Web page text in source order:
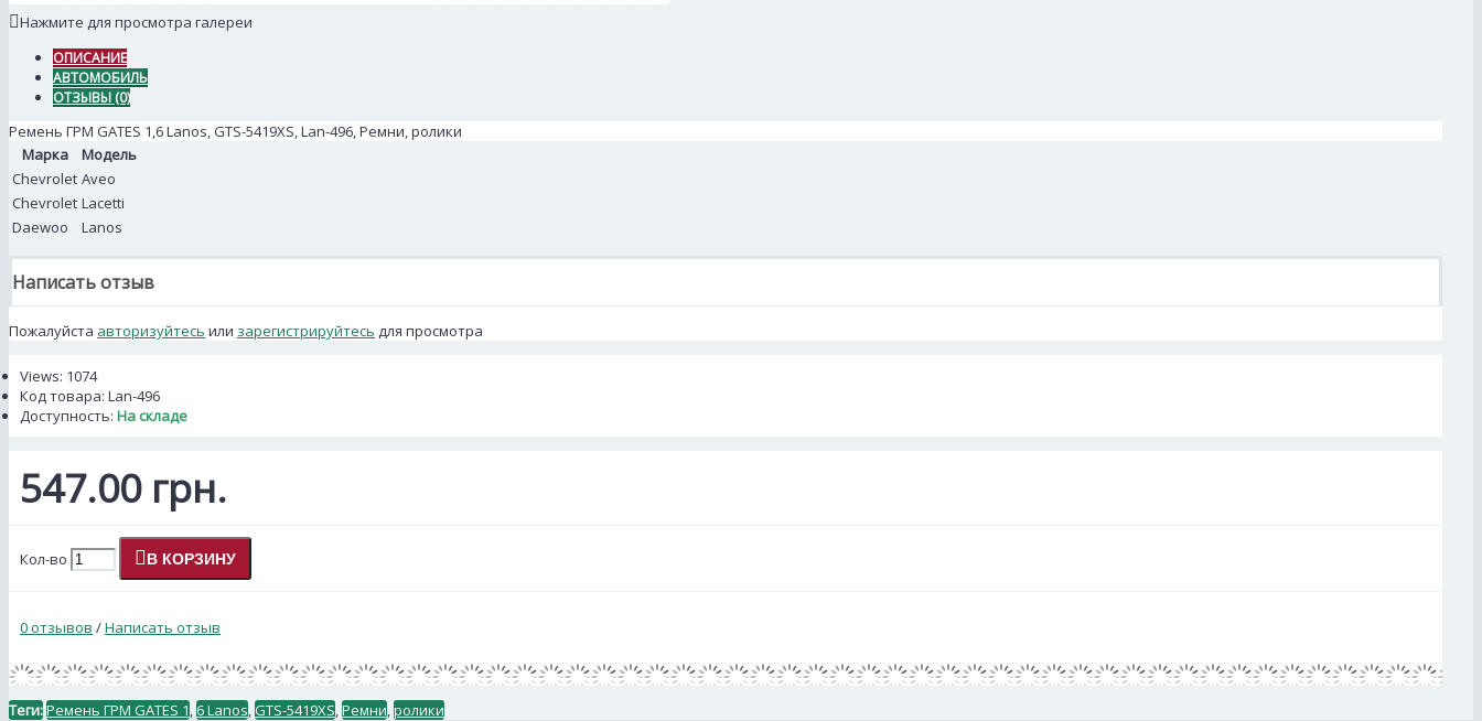
Нажмите для просмотра галереи
ОПИСАНИЕ
АВТОМОБИЛЬ
ОТЗЫВЫ (0)
Ремень ГРМ GATES 1,6 Lanos, GTS-5419XS, Lan-496, Ремни, ролики
Марка
Модель
Chevrolet Aveo
Chevrolet Lacetti
Daewoo
Lanos
Написать отзыв
Пожалуйста авторизуйтесь или зарегистрируйтесь для просмотра
Views: 1074
Код товара: Lan-496
Доступность: На складе
547.00 грн.
Кол-во В КОРЗИНУ
0 отзывов /Написать отзыв
Теги:Ремень ГРМ GATES 1, 6 Lanos,GTS-5419XS,Ремни,ролики